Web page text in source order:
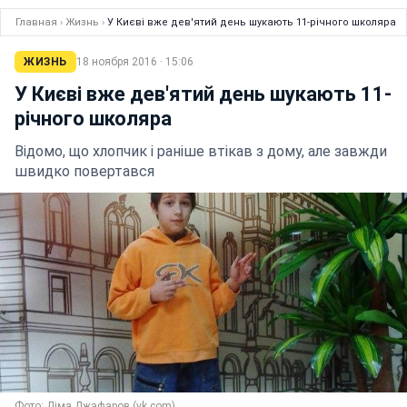
Главная › Жизнь › У Києві вже дев'ятий день шукають 11-річного школяра
ЖИЗНЬ 18 ноября 2016 · 15:06
У Києві вже дев'ятий день шукають 11-
річного школяра
Відомо, що хлопчик і раніше втікав з дому, але завжди
швидко повертався